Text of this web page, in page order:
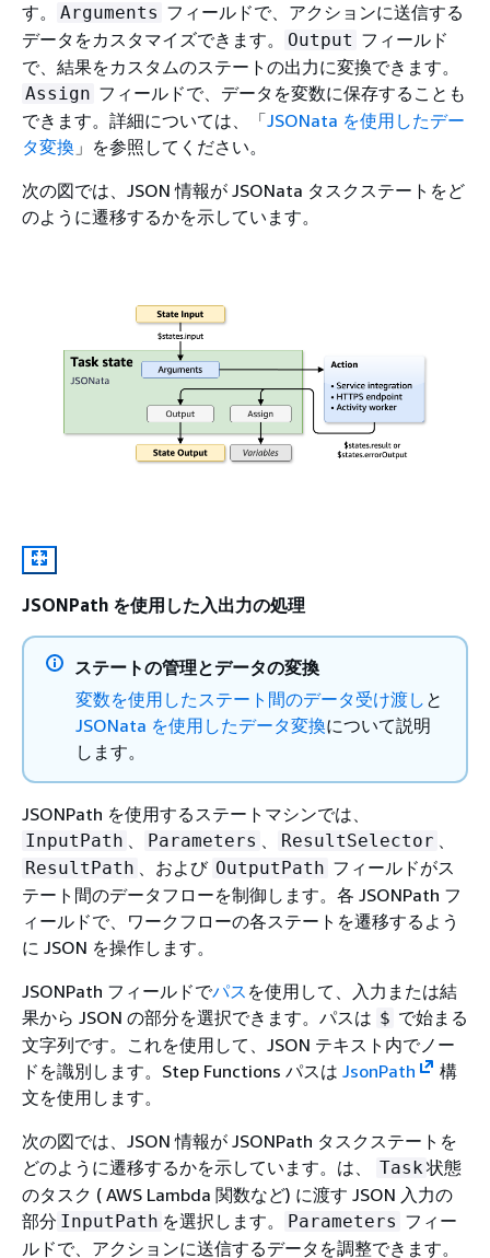
す。
Arguments フィールドで、アクションに送信する
データをカスタマイズできます。
Output フィールド
で、結果をカスタムのステートの出力に変換できます。
Assign フィールドで、データを変数に保存することも
できます。詳細については、「JSONata を使用したデー
タ変換 」を参照してください。
次の図では、JSON 情報が JSONata タスクステートをど
のように遷移するかを示しています。
JSONPath を使用した入出力の処理
ステートの管理とデータの変換
変数を使用したステート間のデータ受け渡し と
JSONata を使用したデータ変換について説明
します。
JSONPath を使用するステートマシンでは、
InputPath 、 Parameters 、 ResultSelector 、
ResultPath 、および OutputPath フィールドがス
テート間のデータフローを制御します。各 JSONPath フ
ィールドで、ワークフローの各ステートを遷移するよう
に JSON を操作します。
JSONPath フィールドでパス を使用して、入力または結
果から JSON の部分を選択できます。パスは $ で始まる
文字列です。これを使用して、JSON テキスト内でノー
ドを識別します。Step Functions パスは JsonPath
構
文を使用します。
次の図では、JSON 情報が JSONPath タスクステートを
どのように遷移するかを示しています。は、
Task状態
のタスク ( AWS Lambda 関数など) に渡す JSON 入力の
部分 InputPath を選択します。 Parameters フィー
ルドで、アクションに送信するデータを調整できます。